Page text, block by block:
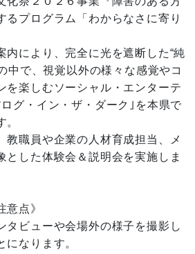
るプログラム「わからなさに寄り
内により、完全に光を遮断した“純
中で、視覚以外の様々な感覚やコ
を楽しむソーシャル・エンターテ
グ・イン・ザ・ダーク｣を本県で
。
教職員や企業の人材育成担当、メ
とした体験会＆説明会を実施しま
意点》
タビューや会場外の様子を撮影し
になります。